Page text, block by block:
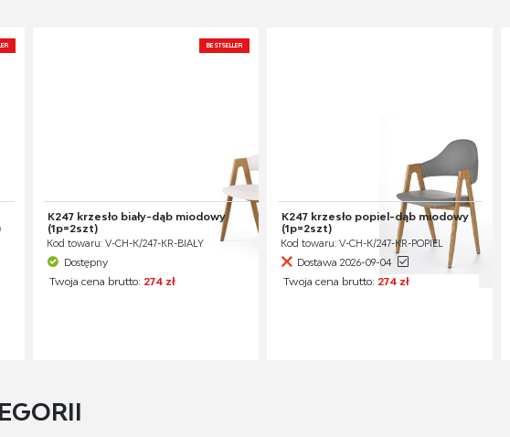
BESTSELLER
K247 krzesło biały-dąb miodowy
(1p=2szt)
Kod towaru: V-CH-K/247-KR-BIAŁY
Dostępny
Twoja cena brutto: 274 zł
K247 krzesło popiel-dąb miodowy
(1p=2szt)
Kod towaru: V-CH-K/247-KR-POPIEL
Dostawa 2026-09-04
Twoja cena brutto: 274 zł